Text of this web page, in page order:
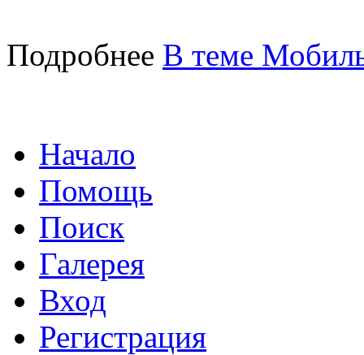
Подробнее В теме
Начало
Помощь
Поиск
Галерея
Вход
Регистрация